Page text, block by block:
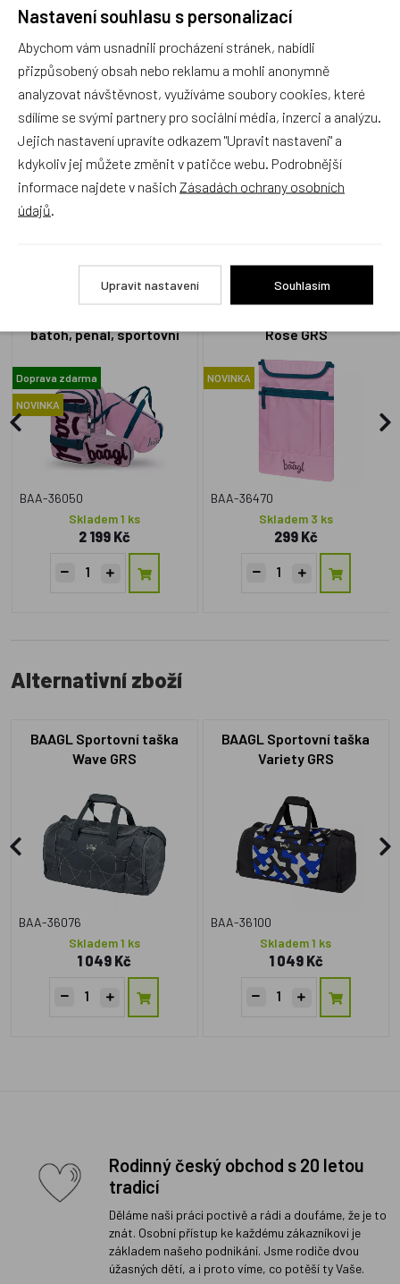
Produkt zatím nemá žádné hodnocení,
buďte první, kdo
Přidat hodnocení
batoh, penál, sportovní
Doprava zdarma
NOVINKA
BAA-36050
Skladem 1 ks
2 199 Kč
Rose GRS
NOVINKA
BAA-36470
Skladem 3 ks
299 Kč
Alternativní zboží
BAAGL Sportovní taška
Wave GRS
BAA-36076
Skladem 1 ks
1 049 Kč
BAAGL Sportovní taška
Variety GRS
BAA-36100
Skladem 1 ks
1 049 Kč
Rodinný český obchod s 20 letou
tradicí
Děláme naši práci poctivě a rádi a doufáme, že je to
znát. Osobní přístup ke každému zákazníkovi je
základem našeho podnikání. Jsme rodiče dvou
úžasných dětí, a i proto víme, co potěší ty Vaše.
Nastavení souhlasu s personalizací
Abychom vám usnadnili procházení stránek, nabídli
přizpůsobený obsah nebo reklamu a mohli anonymně
analyzovat návštěvnost, využíváme soubory cookies, které
sdílíme se svými partnery pro sociální média, inzerci a analýzu.
Jejich nastavení upravíte odkazem "Upravit nastavení" a
kdykoliv jej můžete změnit v patičce webu. Podrobnější
informace najdete v našich Zásadách ochrany osobních
údajů
Upravit nastavení Souhlasím